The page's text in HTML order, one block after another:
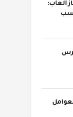
ألعاب: